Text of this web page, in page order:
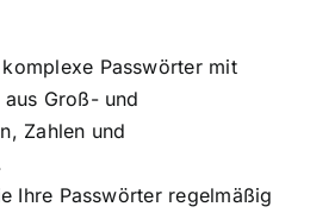
Passwörter mit
Groß- und
Zahlen und
Ihre Passwörter regelmäßig